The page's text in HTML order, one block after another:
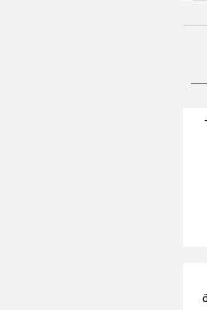
أسعار الذهب اليوم الأحد 9-